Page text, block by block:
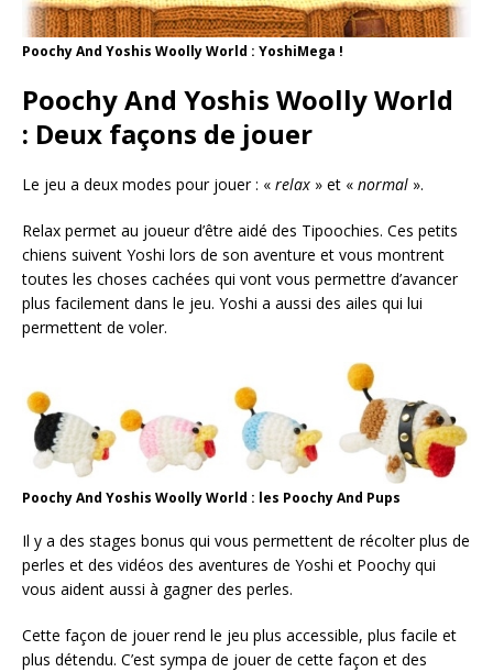
Poochy And Yoshis Woolly World : YoshiMega !
Poochy And Yoshis Woolly World
: Deux façons de jouer
Le jeu a deux modes pour jouer : « relax » et « normal ».
Relax permet au joueur d’être aidé des Tipoochies. Ces petits
chiens suivent Yoshi lors de son aventure et vous montrent
toutes les choses cachées qui vont vous permettre d’avancer
plus facilement dans le jeu. Yoshi a aussi des ailes qui lui
permettent de voler.
Poochy And Yoshis Woolly World : les Poochy And Pups
Il y a des stages bonus qui vous permettent de récolter plus de
perles et des vidéos des aventures de Yoshi et Poochy qui
vous aident aussi à gagner des perles.
Cette façon de jouer rend le jeu plus accessible, plus facile et
plus détendu. C’est sympa de jouer de cette façon et des